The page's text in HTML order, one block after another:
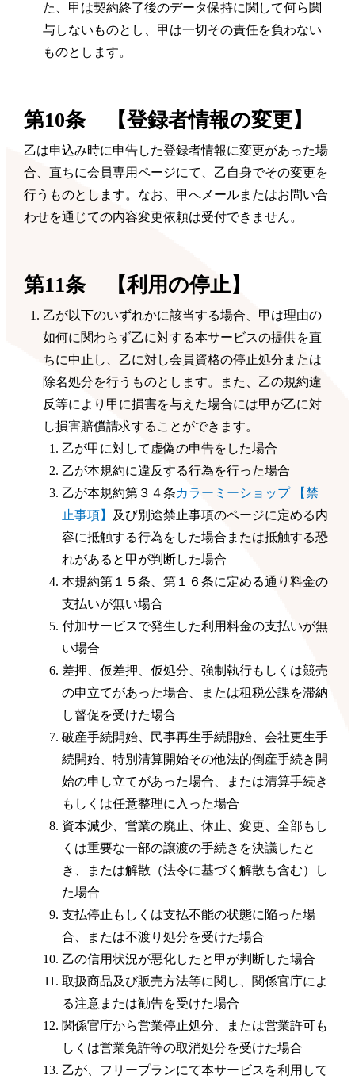
た、甲は契約終了後のデータ保持に関して何ら関
与しないものとし、甲は一切その責任を負わない
ものとします。
第10条 【登録者情報の変更】
乙は申込み時に申告した登録者情報に変更があった場
合、直ちに会員専用ページにて、乙自身でその変更を
行うものとします。なお、甲へメールまたはお問い合
わせを通じての内容変更依頼は受付できません。
第11条 【利用の停止】
乙が以下のいずれかに該当する場合、甲は理由の
如何に関わらず乙に対する本サービスの提供を直
ちに中止し、乙に対し会員資格の停止処分または
除名処分を行うものとします。また、乙の規約違
反等により甲に損害を与えた場合には甲が乙に対
し損害賠償請求することができます。
乙が甲に対して虚偽の申告をした場合
乙が本規約に違反する行為を行った場合
乙が本規約第３４条カラーミーショップ 【禁
止事項】 及び別途禁止事項のページに定める内
容に抵触する行為をした場合または抵触する恐
れがあると甲が判断した場合
本規約第１５条、第１６条に定める通り料金の
支払いが無い場合
付加サービスで発生した利用料金の支払いが無
い場合
差押、仮差押、仮処分、強制執行もしくは競売
の申立てがあった場合、または租税公課を滞納
し督促を受けた場合
破産手続開始、民事再生手続開始、会社更生手
続開始、特別清算開始その他法的倒産手続き開
始の申し立てがあった場合、または清算手続き
もしくは任意整理に入った場合
資本減少、営業の廃止、休止、変更、全部もし
くは重要な一部の譲渡の手続きを決議したと
き、または解散（法令に基づく解散も含む）し
た場合
支払停止もしくは支払不能の状態に陥った場
合、または不渡り処分を受けた場合
乙の信用状況が悪化したと甲が判断した場合
取扱商品及び販売方法等に関し、関係官庁によ
る注意または勧告を受けた場合
関係官庁から営業停止処分、または営業許可も
しくは営業免許等の取消処分を受けた場合
乙が、フリープランにて本サービスを利用して